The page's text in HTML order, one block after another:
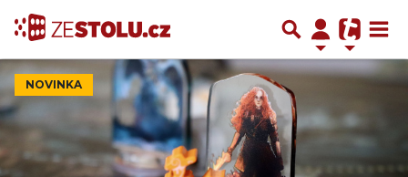
NOVINKA